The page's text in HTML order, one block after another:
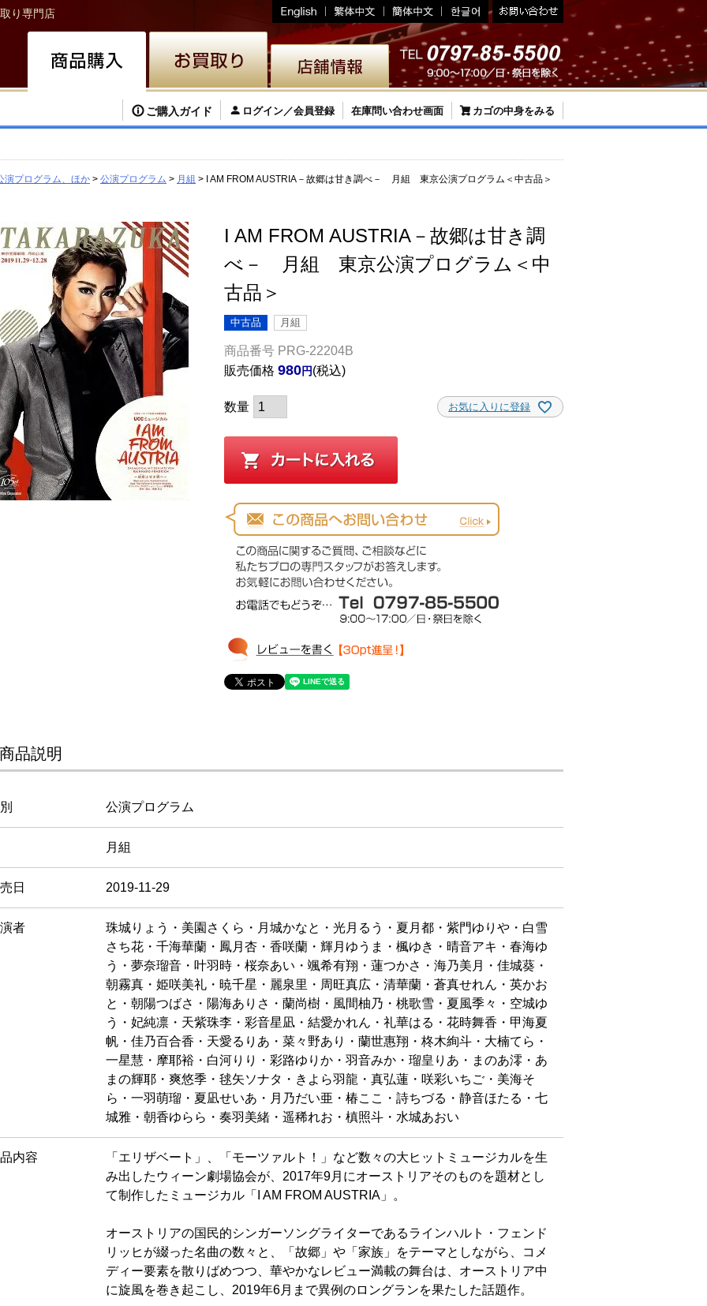
り専門店
ご購入ガイド ログイン／会員登録 在庫問い合わせ画面 カゴの中身をみる
演プログラム、ほか 公演プログラム 月組 I AM FROM AUSTRIA－故郷は甘き調べ－ 月組 東京公演プログラム＜中古品＞
I AM FROM AUSTRIA－故郷は甘き調
べ－ 月組 東京公演プログラム＜中
古品＞
中古品 月組
商品番号 PRG-22204B
販売価格 980 税込
お気に入りに登録
商品説明
公演プログラム
月組
日 2019-11-29
者
珠城りょう・美園さくら・月城かなと・光月るう・夏月都・紫門ゆりや・白雪
さち花・千海華蘭・鳳月杏・香咲蘭・輝月ゆうま・楓ゆき・晴音アキ・春海ゆ
う・夢奈瑠音・叶羽時・桜奈あい・颯希有翔・蓮つかさ・海乃美月・佳城葵・
朝霧真・姫咲美礼・暁千星・麗泉里・周旺真広・清華蘭・蒼真せれん・英かお
と・朝陽つばさ・陽海ありさ・蘭尚樹・風間柚乃・桃歌雪・夏風季々・空城ゆ
う・妃純凛・天紫珠李・彩音星凪・結愛かれん・礼華はる・花時舞香・甲海夏
帆・佳乃百合香・天愛るりあ・菜々野あり・蘭世惠翔・柊木絢斗・大楠てら・
一星慧・摩耶裕・白河りり・彩路ゆりか・羽音みか・瑠皇りあ・まのあ澪・あ
まの輝耶・爽悠季・毬矢ソナタ・きよら羽龍・真弘蓮・咲彩いちご・美海そ
ら・一羽萌瑠・夏凪せいあ・月乃だい亜・椿ここ・詩ちづる・静音ほたる・七
城雅・朝香ゆらら・奏羽美緒・遥稀れお・槙照斗・水城あおい
内容
「エリザベート」、「モーツァルト！」など数々の大ヒットミュージカルを生
み出したウィーン劇場協会が、2017年9月にオーストリアそのものを題材とし
て制作したミュージカル「I AM FROM AUSTRIA」。
オーストリアの国民的シンガーソングライターであるラインハルト・フェンド
リッヒが綴った名曲の数々と、「故郷」や「家族」をテーマとしながら、コメ
ディー要素を散りばめつつ、華やかなレビュー満載の舞台は、オーストリア中
に旋風を巻き起こし、2019年6月まで異例のロングランを果たした話題作。